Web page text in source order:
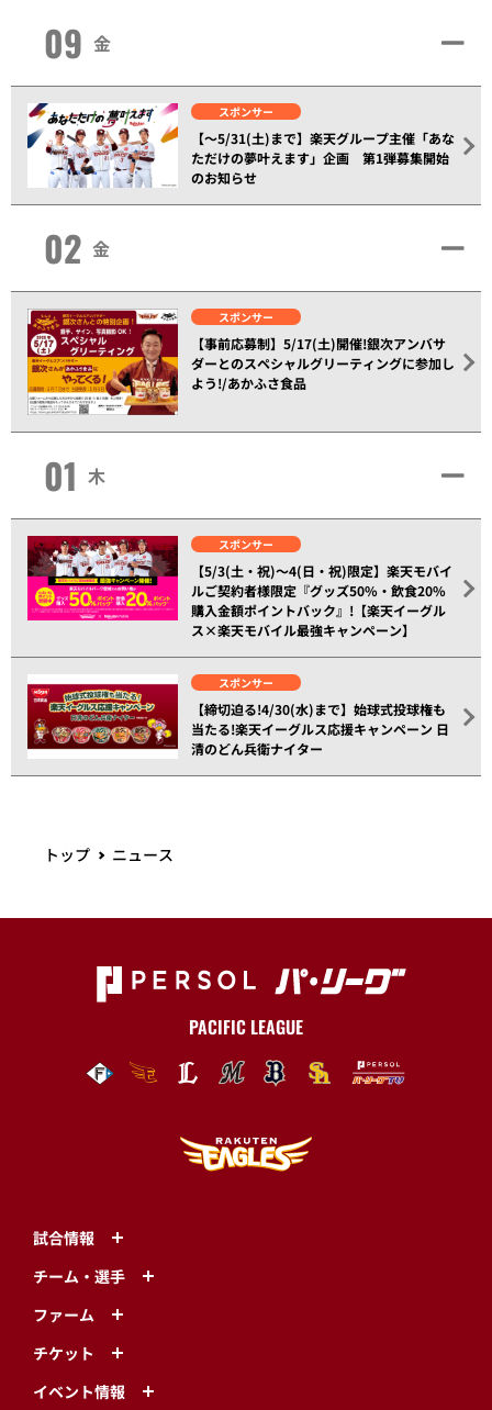
09 金
スポンサー
【～5/31(土)まで】楽天グループ主催「あな
ただけの夢叶えます」企画 第1弾募集開始
のお知らせ
02 金
スポンサー
【事前応募制】5/17(土)開催!銀次アンバサ
ダーとのスペシャルグリーティングに参加し
よう!/あかふさ食品
01 木
スポンサー
【5/3(土・祝)～4(日・祝)限定】楽天モバイ
ルご契約者様限定『グッズ50%・飲食20%
購入金額ポイントバック』!【楽天イーグル
ス×楽天モバイル最強キャンペーン】
スポンサー
【締切迫る!4/30(水)まで】始球式投球権も
当たる!楽天イーグルス応援キャンペーン 日
清のどん兵衛ナイター
トップ ニュース
PACIFIC LEAGUE
試合情報
チーム・選手
ファーム
チケット
イベント情報